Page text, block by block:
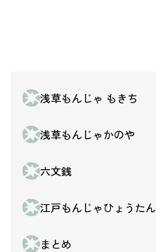
浅草もんじゃ もきち
浅草もんじゃかのや
六文銭
江戸もんじゃひょうたん
まとめ